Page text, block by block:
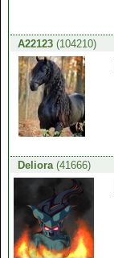
A22123(104210)
Deliora(41666)